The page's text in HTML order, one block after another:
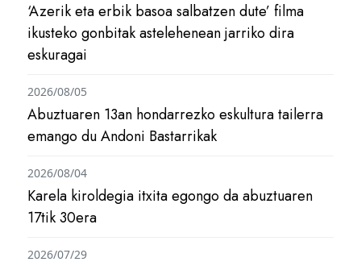
‘Azerik eta erbik basoa salbatzen dute’ filma
ikusteko gonbitak astelehenean jarriko dira
eskuragai
Abuztuaren 13an hondarrezko eskultura tailerra
emango du Andoni Bastarrikak
2026/08/05
Karela kiroldegia itxita egongo da abuztuaren
17tik 30era
2026/08/04
2026/07/29